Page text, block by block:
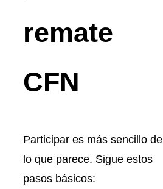
remate
CFN
Participar es más sencillo de
lo que parece. Sigue estos
pasos básicos: